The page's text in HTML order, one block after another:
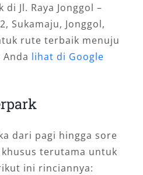
Jl. Raya Jonggol –
Sukamaju, Jonggol,
rute terbaik menuju
lihat di Google
dari pagi hingga sore
terutama untuk
ini rinciannya: